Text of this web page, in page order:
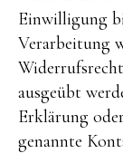
Einwilligung
Verarbeitung
ausgeübt
Erklärung
genannte